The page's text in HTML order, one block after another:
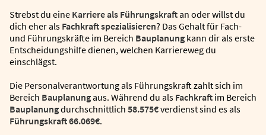
Strebst du eine Karriere als Führungskraftan oder willst du
dich eher als Fachkraft spezialisieren? Das Gehalt für Fach-
und Führungskräfte im Bereich Bauplanung kann dir als erste
Entscheidungshilfe dienen, welchen Karriereweg du
einschlägst.
Die Personalverantwortung als Führungskraft zahlt sich im
Bereich Bauplanungaus. Während du als Fachkraft im Bereich
Bauplanungdurchschnittlich 58.575€verdienst sind es als
Führungskraft66.069€.